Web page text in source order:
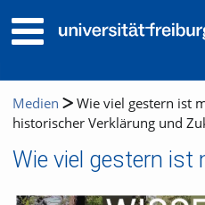
Medien
Wie viel gestern ist
historischer Verklärung und